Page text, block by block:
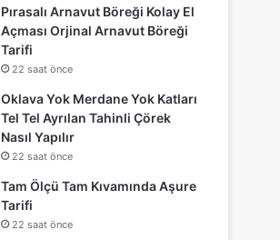
Pırasalı Arnavut Böreği Kolay El
Açması Orjinal Arnavut Böreği
Tarifi
22 saat önce
Oklava Yok Merdane Yok Katları
Tel Tel Ayrılan Tahinli Çörek
Nasıl Yapılır
22 saat önce
Tam Ölçü Tam Kıvamında Aşure
Tarifi
22 saat önce